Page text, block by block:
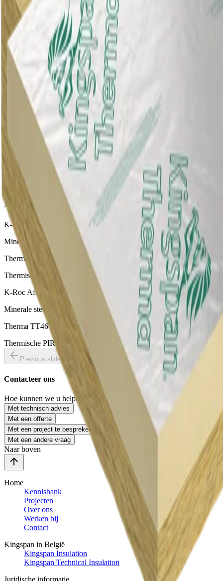
Selthaan Megaplus
Andere dakisolatieplaten
K-Roc Platdakplaat 70/037
Minerale steenwol isolatieplaat voor gebruik op platte daken
Therma TR26 Platdakplaat
Thermische PIR isolatieplaat voor platte daken
K-Roc Afschotplaat
Minerale steenwol isolatieplaat voor gebruik in afschotdaken
Therma TT46 Afschot Dakplaat
Thermische PIR isolatieplaat voor platte daken
Previous slide Next slide
Contacteer ons
Hoe kunnen we u helpen?
Met technisch advies
Met een offerte
Met een project te bespreken
Met een andere vraag
Naar boven
Home
Kennisbank
Projecten
Over ons
Werken bij
Contact
Kingspan in België
Kingspan Insulation
Kingspan Technical Insulation
Juridische informatie